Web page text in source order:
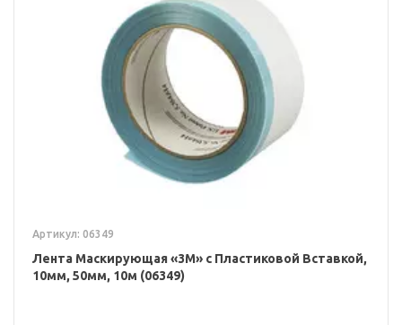
Артикул: 06349
Лента Маскирующая «3M» с Пластиковой Вставкой,
10мм, 50мм, 10м (06349)